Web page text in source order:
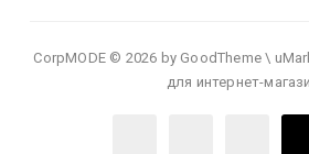
CorpMODE © 2026 by GoodTheme \
для интернет-